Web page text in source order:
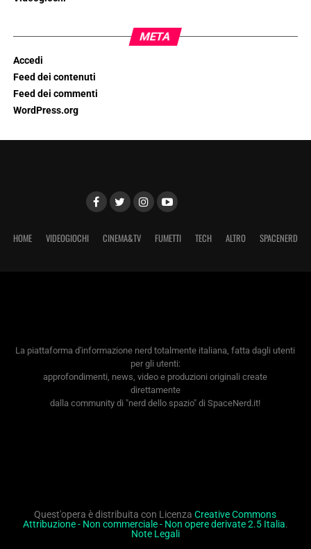
META
Accedi
Feed dei contenuti
Feed dei commenti
WordPress.org
HOME VIDEOGIOCHI CINEMA&TV FUMETTI TECH ALTRO SPACENERD
La piattaforma d'informazione nerd totalmente italiana, fatta dagli utenti
per gli utenti:
approfondimenti, news, video e produzioni originali create
direttamente
dalla community di "nerd dello spazio" di SpaceNerd.it!
Quest'opera è distribuita con LicenzaCreative Commons
Attribuzione - Non commerciale - Non opere derivate 2.5 Italia.
Note Legali